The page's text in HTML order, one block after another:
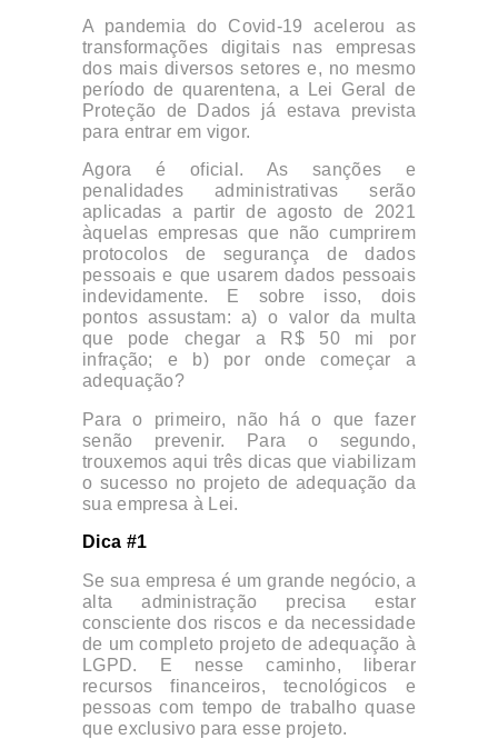
A pandemia do Covid-19 acelerou as
transformações digitais nas empresas
dos mais diversos setores e, no mesmo
período de quarentena, a Lei Geral de
Proteção de Dados já estava prevista
para entrar em vigor.
Agora é oficial. As sanções e
penalidades administrativas serão
aplicadas a partir de agosto de 2021
àquelas empresas que não cumprirem
protocolos de segurança de dados
pessoais e que usarem dados pessoais
indevidamente. E sobre isso, dois
pontos assustam: a) o valor da multa
que pode chegar a R$ 50 mi por
infração; e b) por onde começar a
adequação?
Para o primeiro, não há o que fazer
senão prevenir. Para o segundo,
trouxemos aqui três dicas que viabilizam
o sucesso no projeto de adequação da
sua empresa à Lei.
Dica #1
Se sua empresa é um grande negócio, a
alta administração precisa estar
consciente dos riscos e da necessidade
de um completo projeto de adequação à
LGPD. E nesse caminho, liberar
recursos financeiros, tecnológicos e
pessoas com tempo de trabalho quase
que exclusivo para esse projeto.